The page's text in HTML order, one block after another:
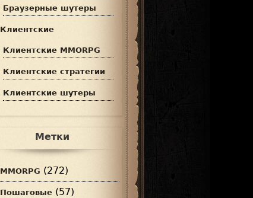
Браузерные шутеры
Клиентские
Клиентские MMORPG
Клиентские стратегии
Клиентские шутеры
Метки
MMORPG (272)
Пошаговые (57)